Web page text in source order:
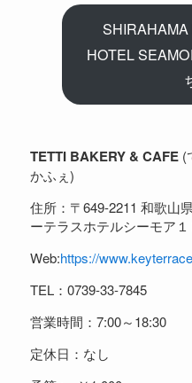
HOTEL
TETTI BAKERY & CAFE (
かふぇ)
住所：〒649-2211 和歌山
ーテラスホテルシーモア
Web:https://
TEL：0739-33-7845
営業時間：7:00～18:30
定休日：なし